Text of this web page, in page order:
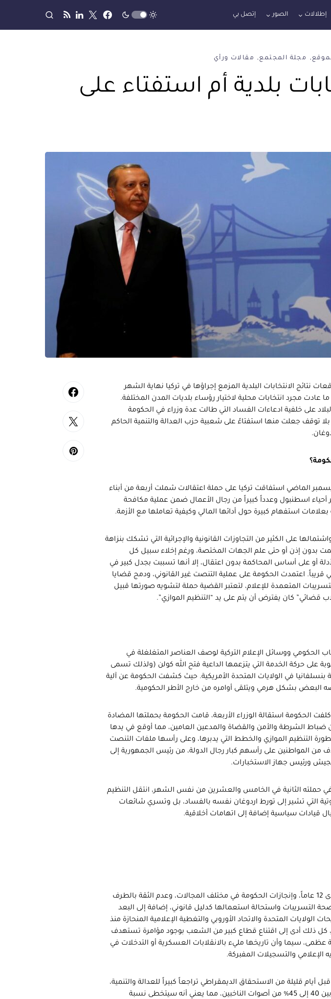
إطلالات الصور إتصل بي
مجلة المجتمع مقالات ورأي
بلدية أم استفتاء على
نتائج الانتخابات البلدية المزمع إجراؤها في تركيا نهاية الشهر
ما عادت مجرد انتخابات محلية لاختيار رؤساء بلديات المدن المختلفة.
على خلفية ادعاءات الفساد التي طالت عدة وزراء في الحكومة
توقف جعلت منها استفتاءً على شعبية حزب العدالة والتنمية الحاكم
الماضي استفاقت تركيا على حملة اعتقالات شملت أربعة من أبناء
أحياء اسطنبول وعدداً كبيراً من رجال الأعمال ضمن عملية مكافحة
استفهام كبيرة حول أدائها المالي وكيفية تعاملها مع الأزمة.
على الكثير من التجاوزات القانونية والإجرائية التي تشكك بنزاهة
بدون إذن أو حتى علم الجهات المختصة، ورغم إخلاء سبيل كل
أو على أساس المحاكمة بدون اعتقال، إلا أنها تسببت بجدل كبير في
قريباً. اعتمدت الحكومة على عملية التنصت غير القانوني، ودمج قضايا
المتعمدة للإعلام، لتعتبر القضية حملة لتشويه صورتها قبيل
قضائي” كان يفترض أن يتم على يد “التنظيم الموازي”.
ووسائل الإعلام التركية لوصف العناصر المتغلغلة في
حركة الخدمة التي يتزعمها الداعية فتح الله كولن (ولذلك تسمى
بنسلفانيا في الولايات المتحدة الأمريكية. حيث كشفت الحكومة عن آلية
البعض بشكل هرمي ويتلقى أوامره من خارج الأطر الحكومية.
الحكومة استقالة الوزراء الأربعة، قامت الحكومة بحملتها المضادة
ضباط الشرطة والأمن والقضاة والمدعين العامين، مما أوقع في يدها
التنظيم الموازي والخطط التي يدبرها، وعلى رأسها ملفات التنصت
من المواطنين على رأسهم كبار رجال الدولة، من رئيس الجمهورية إلى
ورئيس جهاز الاستخبارات.
حملته الثانية في الخامس والعشرين من نفس الشهر، انتقل التنظيم
التي تشير إلى تورط اردوغان نفسه بالفساد، بل وتسري شائعات
قيادات سياسية إضافة إلى اتهامات أخلاقية.
لكن سمعة اردوغان وحزبه على مدى 12 عاماً، وإنجازات الحكومة في مختلف المجالات، وعدم الثقة بالطرف
التسريبات واستحالة استعمالها كدليل قانوني، إضافة إلى البعد
الولايات المتحدة والاتحاد الأوروبي والتغطية الإعلامية المنحازة منذ
“جزي” قبل 10 أشهر، كل ذلك أدى إلى اقتناع قطاع كبير من الشعب بوجود مؤامرة تستهدف
عظمى، سيما وأن تاريخها مليء بالانقلابات العسكرية أو التدخلات في
الإعلامي والتسجيلات المفبركة.
أيام قليلة من الاستحقاق الديمقراطي تراجعاً كبيراً للعدالة والتنمية،
بل تعطيه معظمها نسبة تتراوح بين 40 إلى 45% من أصوات الناخبين، مما يعني أنه سيتخطى نسبة